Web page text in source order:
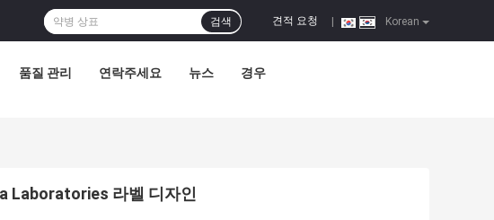
Korean
견적 요청
검색
품질 관리 연락주세요 뉴스 경우
Laboratories 라벨 디자인